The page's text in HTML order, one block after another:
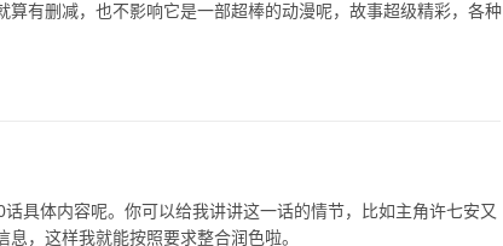
算有删减，也不影响它是一部超棒的动漫呢，故事超级精彩，各种
具体内容呢。你可以给我讲讲这一话的情节，比如主角许七安又
，这样我就能按照要求整合润色啦。